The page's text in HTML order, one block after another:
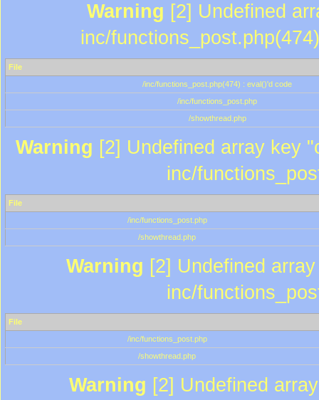
Warning [2] Undefined
inc/
File
/inc/functions_post.php(474) : eval()'d code
/inc/functions_post.php
/showthread.php
Warning [2] Undefined array key
inc/
File
/inc/functions_post.php
/showthread.php
Warning [2] Undefined
inc/
File
/inc/functions_post.php
/showthread.php
Warning [2] Undefined